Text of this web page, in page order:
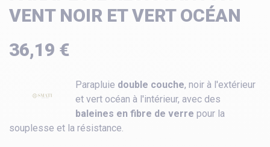
VENT NOIR ET VERT OCÉAN
36,19 €
Parapluie double couche, noir à l'extérieur
et vert océan à l'intérieur, avec des
baleines en fibre de verre pour la
souplesse et la résistance.